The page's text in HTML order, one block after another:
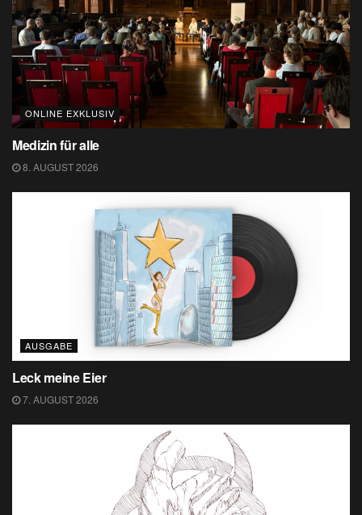
ONLINE EXKLUSIV
Medizin für alle
8. AUGUST 2026
AUSGABE
Leck meine Eier
7. AUGUST 2026